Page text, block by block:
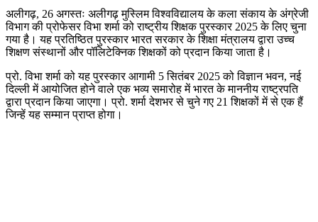
अलीगढ़, 26 अगस्तः अलीगढ़ मुस्लिम विश्वविद्यालय के कला संकाय के अंग्रेजी
विभाग की प्रोफेसर विभा शर्मा को राष्ट्रीय शिक्षक पुरस्कार 2025 के लिए चुना
गया है। यह प्रतिष्ठित पुरस्कार भारत सरकार के शिक्षा मंत्रालय द्वारा उच्च
शिक्षण संस्थानों और पॉलिटेक्निक शिक्षकों को प्रदान किया जाता है।
प्रो. विभा शर्मा को यह पुरस्कार आगामी 5 सितंबर 2025 को विज्ञान भवन, नई
दिल्ली में आयोजित होने वाले एक भव्य समारोह में भारत के माननीय राष्ट्रपति
द्वारा प्रदान किया जाएगा। प्रो. शर्मा देशभर से चुने गए 21 शिक्षकों में से एक हैं
जिन्हें यह सम्मान प्राप्त होगा।